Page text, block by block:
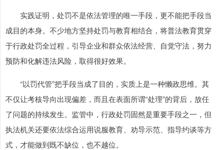
实践证明，处罚不是依法管理的唯一手段，更不能把手段当
成目的本身。不少地方坚持处罚与教育相结合，将普法教育贯穿
于行政处罚全过程，引导企业和群众依法经营、自觉守法，努力
预防和化解违法风险，取得很好效果。
“以罚代管”把手段当成了目的，实质上是一种懒政思维。其
不仅让考核导向出现偏差，而且在表面所谓“处理”的背后，放任
了问题的持续发生。监管中，行政处罚固然是重要手段之一，但
执法机关还要依法综合运用说服教育、劝导示范、指导约谈等方
式，才能做到既不缺位，也不越位。